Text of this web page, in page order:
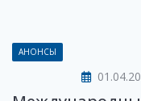
АНОНСЫ